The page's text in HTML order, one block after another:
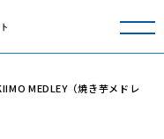
MEDLEY（焼き芋メドレ